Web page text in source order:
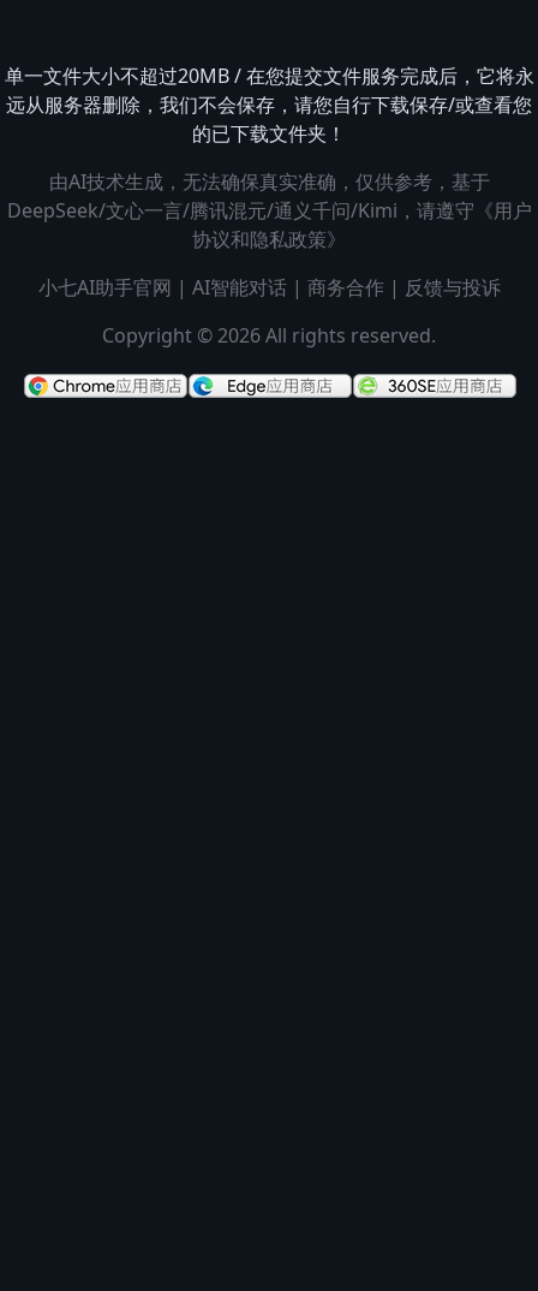
单一文件大小不超过20MB / 在您提交文件服务完成后，它将永
远从服务器删除，我们不会保存，请您自行下载保存/或查看您
的已下载文件夹！
由AI技术生成，无法确保真实准确，仅供参考，基于
DeepSeek/文心一言/腾讯混元/通义千问/Kimi，请遵守 《用户
协议和隐私政策》
小七AI助手官网 | AI智能对话| 商务合作| 反馈与投诉
Copyright © 2026 All rights reserved.